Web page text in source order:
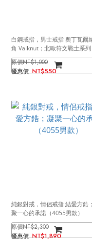
白鋼戒指，男士戒指 奧丁瓦爾
角 Valknut；北歐符文戰士系列
戒（4104）
NT$1,000
NT$550
純銀對戒，情侶戒指 結愛方鋯
聚一心的承諾（4055男款）
NT$2,300
NT$1,890